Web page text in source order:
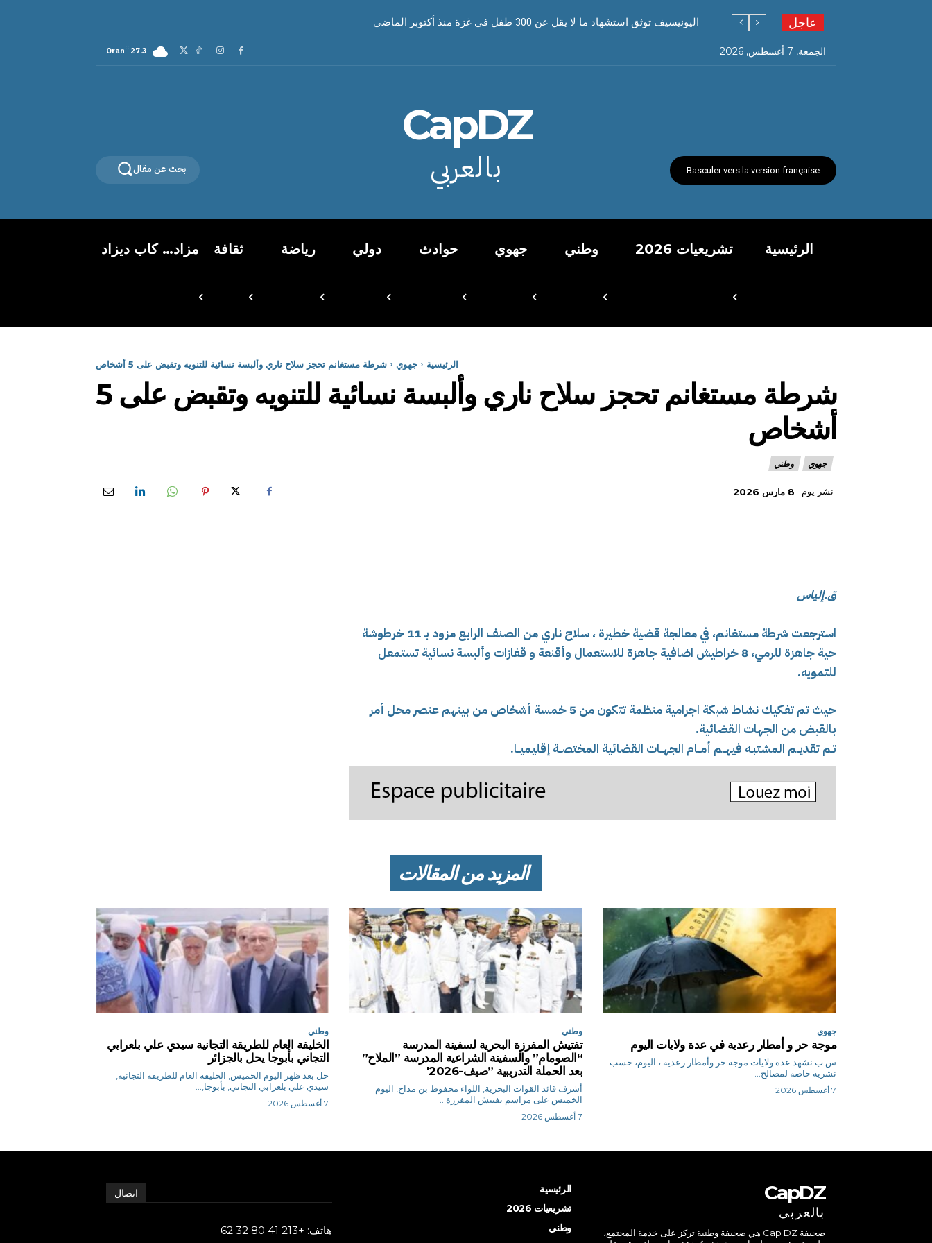
عاجل اليونيسيف توثق استشهاد ما لا يقل عن 300 طفل في غزة منذ أكتوبر الماضي
الجمعة, 7 أغسطس, 2026 27.3
C
Oran
Basculer vers la version française
CapDZ
بالعربي بحث عن مقال
الرئيسية تشريعيات 2026 وطني جهوي حوادث دولي رياضة ثقافة مزاد… كاب ديزاد
الرئيسية جهوي شرطة مستغانم تحجز سلاح ناري وألبسة نسائية للتنويه وتقبض على 5 أشخاص
شرطة مستغانم تحجز سلاح ناري وألبسة نسائية للتنويه وتقبض على 5
أشخاص
جهوي وطني
نشر يوم 8 مارس 2026
ق.إلياس
استرجعت شرطة مستغانم، في معالجة قضية خطيرة ، سلاح ناري من الصنف الرابع مزود بـ 11 خرطوشة
حية جاهزة للرمي، 8 خراطيش اضافية جاهزة للاستعمال و أقنعة و قفازات وألبسة نسائية تستمعل
للتمويه.
حيث تم تفكيك نشاط شبكة اجرامية منظمة تتكون من 5 خمسة أشخاص من بينهم عنصر محل أمر
بالقبض من الجهات القضائية.
تـم تقديــم المشتبـه فيهــم أمــام الجهــات القضائية المختصــة إقليميــا.
المزيد من المقالات
جهوي
موجة حر و أمطار رعدية في عدة ولايات اليوم
س ب نشهد عدة ولايات موجة حر وأمطار رعدية ، اليوم، حسب
نشرية خاصة لمصالح...
7 أغسطس 2026
وطني
تفتيش المفرزة البحرية لسفينة المدرسة
“الصومام” والسفينة الشراعية المدرسة ”الملاح”
بعد الحملة التدريبية ”صيف-2026′
أشرف قائد القوات البحرية, اللواء محفوظ بن مداح, اليوم
الخميس على مراسم تفتيش المفرزة...
7 أغسطس 2026
وطني
الخليفة العام للطريقة التجانية سيدي علي بلعرابي
التجاني بأبوجا يحل بالجزائر
حل بعد ظهر اليوم الخميس, الخليفة العام للطريقة التجانية,
سيدي علي بلعرابي التجاني, بأبوجا,...
7 أغسطس 2026
CapDZ
بالعربي
صحيفة Cap DZ هي صحيفة وطنية تركز على خدمة المجتمع،
الرئيسية
تشريعيات 2026
وطني
اتصال
هاتف: +213 41 80 32 62